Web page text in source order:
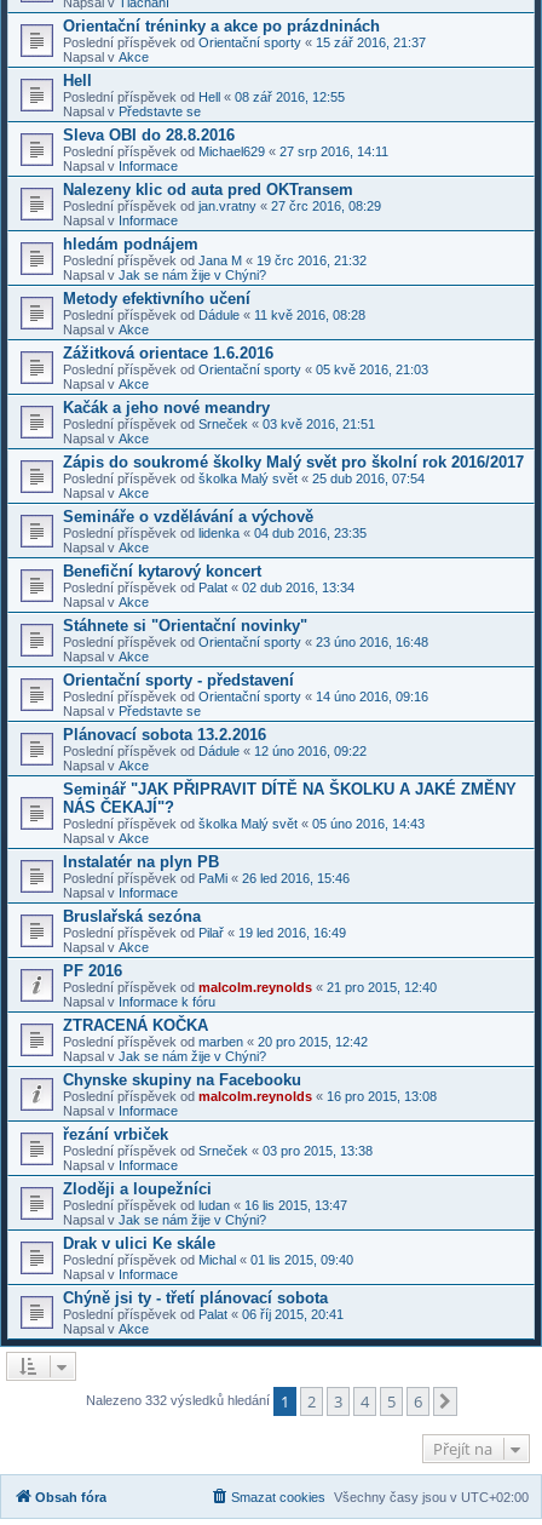
Orientační tréninky a akce po prázdninách
Poslední příspěvek od Orientační sporty « 15 zář 2016, 21:37
Napsal v Akce
Hell
Poslední příspěvek od Hell « 08 zář 2016, 12:55
Napsal v Představte se
Sleva OBI do 28.8.2016
Poslední příspěvek od Michael629 « 27 srp 2016, 14:11
Napsal v Informace
Nalezeny klic od auta pred OKTransem
Poslední příspěvek od jan.vratny « 27 črc 2016, 08:29
Napsal v Informace
hledám podnájem
Poslední příspěvek od Jana M « 19 črc 2016, 21:32
Napsal v Jak se nám žije v Chýni?
Metody efektivního učení
Poslední příspěvek od Dádule « 11 kvě 2016, 08:28
Napsal v Akce
Zážitková orientace 1.6.2016
Poslední příspěvek od Orientační sporty « 05 kvě 2016, 21:03
Napsal v Akce
Kačák a jeho nové meandry
Poslední příspěvek od Srneček « 03 kvě 2016, 21:51
Napsal v Akce
Zápis do soukromé školky Malý svět pro školní rok 2016/2017
Poslední příspěvek od školka Malý svět « 25 dub 2016, 07:54
Napsal v Akce
Semináře o vzdělávání a výchově
Poslední příspěvek od lidenka « 04 dub 2016, 23:35
Napsal v Akce
Benefiční kytarový koncert
Poslední příspěvek od Palat « 02 dub 2016, 13:34
Napsal v Akce
Stáhnete si "Orientační novinky"
Poslední příspěvek od Orientační sporty « 23 úno 2016, 16:48
Napsal v Akce
Orientační sporty - představení
Poslední příspěvek od Orientační sporty « 14 úno 2016, 09:16
Napsal v Představte se
Plánovací sobota 13.2.2016
Poslední příspěvek od Dádule « 12 úno 2016, 09:22
Napsal v Akce
Seminář "JAK PŘIPRAVIT DÍTĚ NA ŠKOLKU A JAKÉ ZMĚNY
NÁS ČEKAJÍ"?
Poslední příspěvek od školka Malý svět « 05 úno 2016, 14:43
Napsal v Akce
Instalatér na plyn PB
Poslední příspěvek od PaMi « 26 led 2016, 15:46
Napsal v Informace
Bruslařská sezóna
Poslední příspěvek od Pilař « 19 led 2016, 16:49
Napsal v Akce
PF 2016
Poslední příspěvek od malcolm.reynolds « 21 pro 2015, 12:40
Napsal v Informace k fóru
ZTRACENÁ KOČKA
Poslední příspěvek od marben « 20 pro 2015, 12:42
Napsal v Jak se nám žije v Chýni?
Chynske skupiny na Facebooku
Poslední příspěvek od malcolm.reynolds « 16 pro 2015, 13:08
Napsal v Informace
řezání vrbiček
Poslední příspěvek od Srneček « 03 pro 2015, 13:38
Napsal v Informace
Zloději a loupežníci
Poslední příspěvek od ludan « 16 lis 2015, 13:47
Napsal v Jak se nám žije v Chýni?
Drak v ulici Ke skále
Poslední příspěvek od Michal « 01 lis 2015, 09:40
Napsal v Informace
Chýně jsi ty - třetí plánovací sobota
Poslední příspěvek od Palat « 06 říj 2015, 20:41
Napsal v Akce
Nalezeno 332 výsledků hledání 1 2 3 4 5 6
Přejít na
Obsah fóra Všechny časy jsou v UTC+02:00
Smazat cookies